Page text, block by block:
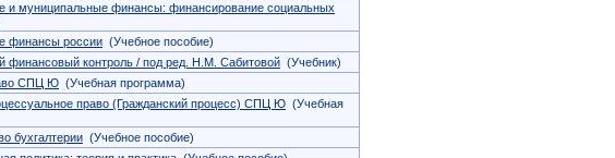
и муниципальные финансы: финансирование социальных
финансы россии (Учебное пособие)
финансовый контроль / под ред. Н.М. Сабитовой (Учебник)
СПЦ Ю (Учебная программа)
право (Гражданский процесс) СПЦ Ю (Учебная
бухгалтерии (Учебное пособие)